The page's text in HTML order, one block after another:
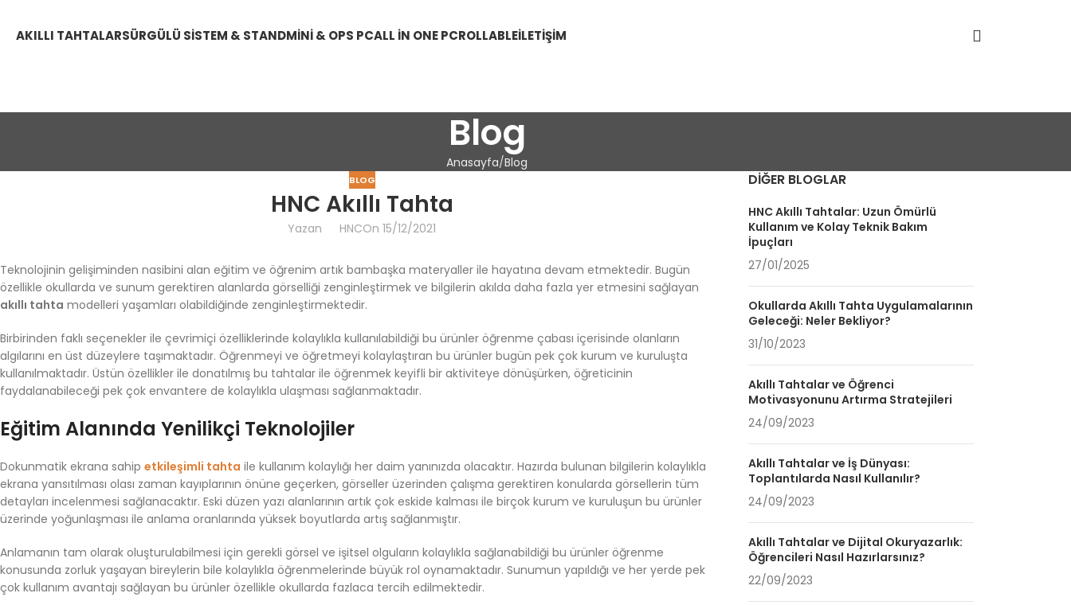
AKILLI TAHTALARSÜRGÜLÜ SISTEM & STANDMINI & OPS PCALL IN ONE PCROLLABLEİLETIŞIM
Blog
Anasayfa Blog
BLOG
HNC Akıllı Tahta
Yazan HNCOn 15/12/2021
Teknolojinin gelişiminden nasibini alan eğitim ve öğrenim artık bambaşka materyaller ile hayatına devam etmektedir. Bugün
özellikle okullarda ve sunum gerektiren alanlarda görselliği zenginleştirmek ve bilgilerin akılda daha fazla yer etmesini sağlayan
akıllı tahta modelleri yaşamları olabildiğinde zenginleştirmektedir.
Birbirinden faklı seçenekler ile çevrimiçi özelliklerinde kolaylıkla kullanılabildiği bu ürünler öğrenme çabası içerisinde olanların
algılarını en üst düzeylere taşımaktadır. Öğrenmeyi ve öğretmeyi kolaylaştıran bu ürünler bugün pek çok kurum ve kuruluşta
kullanılmaktadır. Üstün özellikler ile donatılmış bu tahtalar ile öğrenmek keyifli bir aktiviteye dönüşürken, öğreticinin
faydalanabileceği pek çok envantere de kolaylıkla ulaşması sağlanmaktadır.
Eğitim Alanında Yenilikçi Teknolojiler
Dokunmatik ekrana sahip etkileşimli tahta ile kullanım kolaylığı her daim yanınızda olacaktır. Hazırda bulunan bilgilerin kolaylıkla
ekrana yansıtılması olası zaman kayıplarının önüne geçerken, görseller üzerinden çalışma gerektiren konularda görsellerin tüm
detayları incelenmesi sağlanacaktır. Eski düzen yazı alanlarının artık çok eskide kalması ile birçok kurum ve kuruluşun bu ürünler
üzerinde yoğunlaşması ile anlama oranlarında yüksek boyutlarda artış sağlanmıştır.
Anlamanın tam olarak oluşturulabilmesi için gerekli görsel ve işitsel olguların kolaylıkla sağlanabildiği bu ürünler öğrenme
konusunda zorluk yaşayan bireylerin bile kolaylıkla öğrenmelerinde büyük rol oynamaktadır. Sunumun yapıldığı ve her yerde pek
çok kullanım avantajı sağlayan bu ürünler özellikle okullarda fazlaca tercih edilmektedir.
DIĞER BLOGLAR
HNC Akıllı Tahtalar: Uzun Ömürlü
Kullanım ve Kolay Teknik Bakım
İpuçları
27/01/2025
Okullarda Akıllı Tahta Uygulamalarının
Geleceği: Neler Bekliyor?
31/10/2023
Akıllı Tahtalar ve Öğrenci
Motivasyonunu Artırma Stratejileri
24/09/2023
Akıllı Tahtalar ve İş Dünyası:
Toplantılarda Nasıl Kullanılır?
24/09/2023
Akıllı Tahtalar ve Dijital Okuryazarlık:
Öğrencileri Nasıl Hazırlarsınız?
22/09/2023